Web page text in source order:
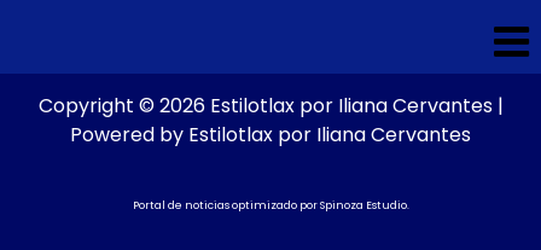
Copyright © 2026 Estilotlax por Iliana Cervantes |
Powered by Estilotlax por Iliana Cervantes
Portal de noticias optimizado porSpinoza Estudio.